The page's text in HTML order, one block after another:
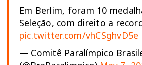
Em Berlim, foram 10
Seleção, com direito a
pic.twitter.com/vhCSghvD5e
— Comitê Paralímpico